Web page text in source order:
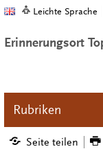
Leichte Sprache
Erinnerungsort
Rubriken
Seite teilen